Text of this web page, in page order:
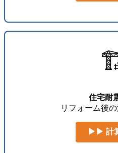
住宅耐
リフォーム後
▶▶ 計